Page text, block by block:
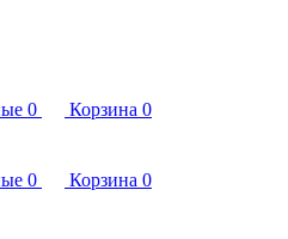
0 Корзина 0
0 Корзина 0